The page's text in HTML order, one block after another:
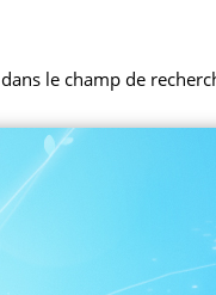
dans le champ de